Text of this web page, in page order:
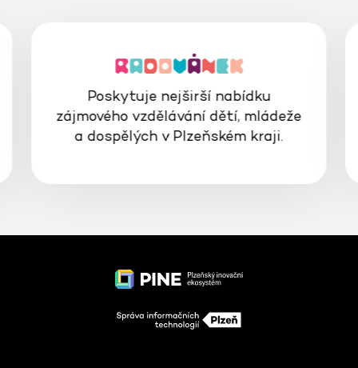
Poskytuje nejširší nabídku
zájmového vzdělávání dětí, mládeže
a dospělých v Plzeňském kraji.